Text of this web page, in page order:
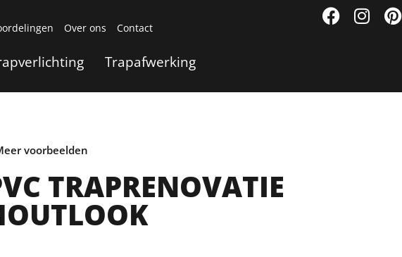
Over ons Contact
Trapafwerking
voorbeelden
TRAPRENOVATIE